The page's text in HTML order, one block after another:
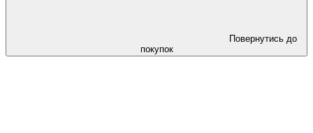
Повернутись до
покупок